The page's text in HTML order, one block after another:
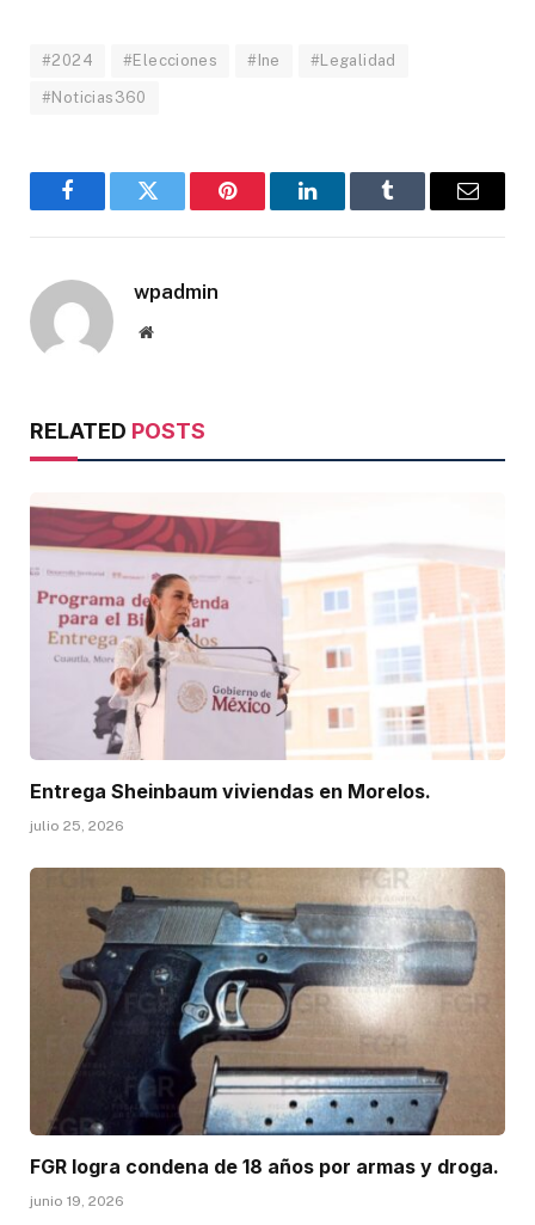
#2024 #Elecciones #Ine #Legalidad
#Noticias360
FacebookTwitter Pinterest LinkedInTumblr Email
wpadmin
Website
RELATED POSTS
Entrega Sheinbaum viviendas en Morelos.
julio 25, 2026
FGR logra condena de 18 años por armas y droga.
junio 19, 2026